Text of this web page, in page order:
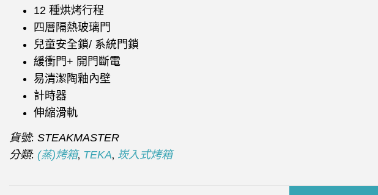
12 種烘烤行程
四層隔熱玻璃門
兒童安全鎖/ 系統門鎖
緩衝門+ 開門斷電
易清潔陶釉內壁
計時器
伸縮滑軌
貨號: STEAKMASTER
分類: (蒸)烤箱, TEKA, 崁入式烤箱